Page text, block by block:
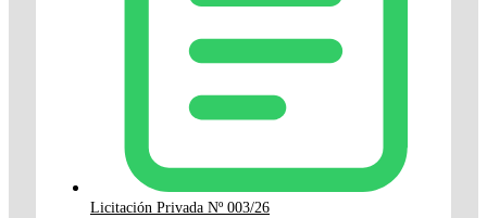
Licitación Privada Nº 003/26